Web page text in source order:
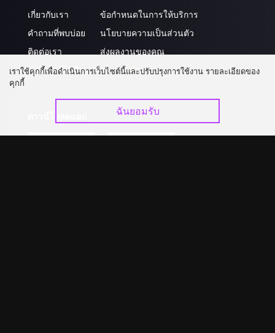
เกี่ยวกับเรา
คำถามที่พบบ่อย
ติดต่อเรา
อัปเกรด วีไอพี
ข้อกำหนดในการให้บริการ
นโยบายความเป็นส่วนตัว
ส่งผลงานของคุณ
ร่วมงานกับเรา
เราใช้คุกกี้เพื่อดำเนินการเว็บไซต์นี้และปรับปรุงการใช้งาน รายละเอียดของ
คุกกี้
ฉันยอมรับ